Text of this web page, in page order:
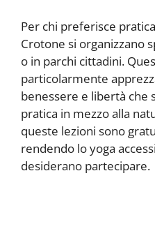
Per chi preferisce
Crotone si organizzano
o in parchi cittadini.
particolarmente
benessere e libertà che
pratica in mezzo alla
queste lezioni sono
rendendo lo yoga
desiderano partecipare.